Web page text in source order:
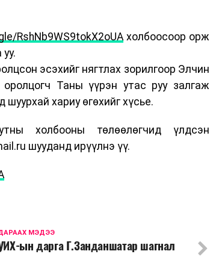
RshNb9WS9tokX2oUA холбоосоор орж
эсэхийг нягтлах зорилгоор Элчин
Таны үүрэн утас руу залгаж
шуурхай хариу өгөхийг хүсье.
холбооны төлөөлөгчид үлдсэн
шууданд ирүүлнэ үү.
МЭДЭЭ
ын дарга Г.Занданшатар шагнал